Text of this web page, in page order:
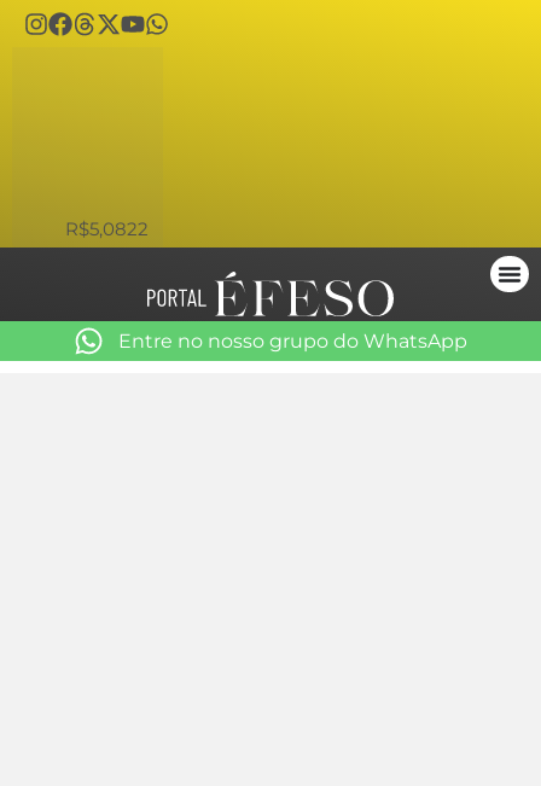
R$5,0822
Entre no nosso grupo do WhatsApp